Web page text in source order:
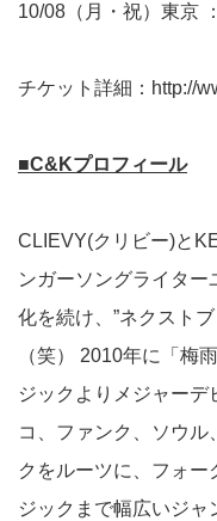
10/08（月・祝）東京
チケット詳細： http://
■C&Kプロフィール
CLIEVY(クリビー)と
ンガーソングライタ
化を続け、”ネクスト
（笑） 2010年に「梅
ジックよりメジャーデ
コ、ファンク、ソウル
クをルーツに、フォ
ジックまで幅広いジャ